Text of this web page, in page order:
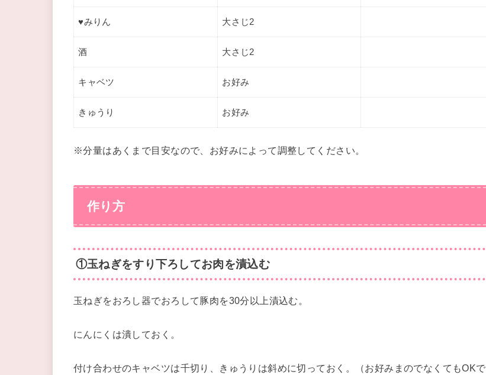
♥みりん 大さじ2
酒 大さじ2
キャベツ お好み
きゅうり お好み
※分量はあくまで目安なので、お好みによって調整してください。
作り方
①玉ねぎをすり下ろしてお肉を漬込む
玉ねぎをおろし器でおろして豚肉を30分以上漬込む。
にんにくは潰しておく。
付け合わせのキャベツは千切り、きゅうりは斜めに切っておく。（お好みまのでなくてもOKで